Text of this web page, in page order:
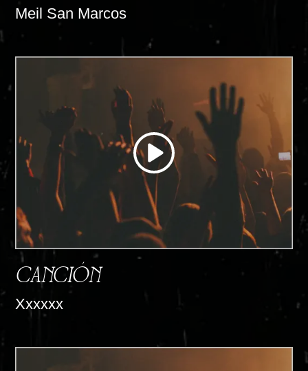
Meil San Marcos
CANCIÓN
Xxxxxx